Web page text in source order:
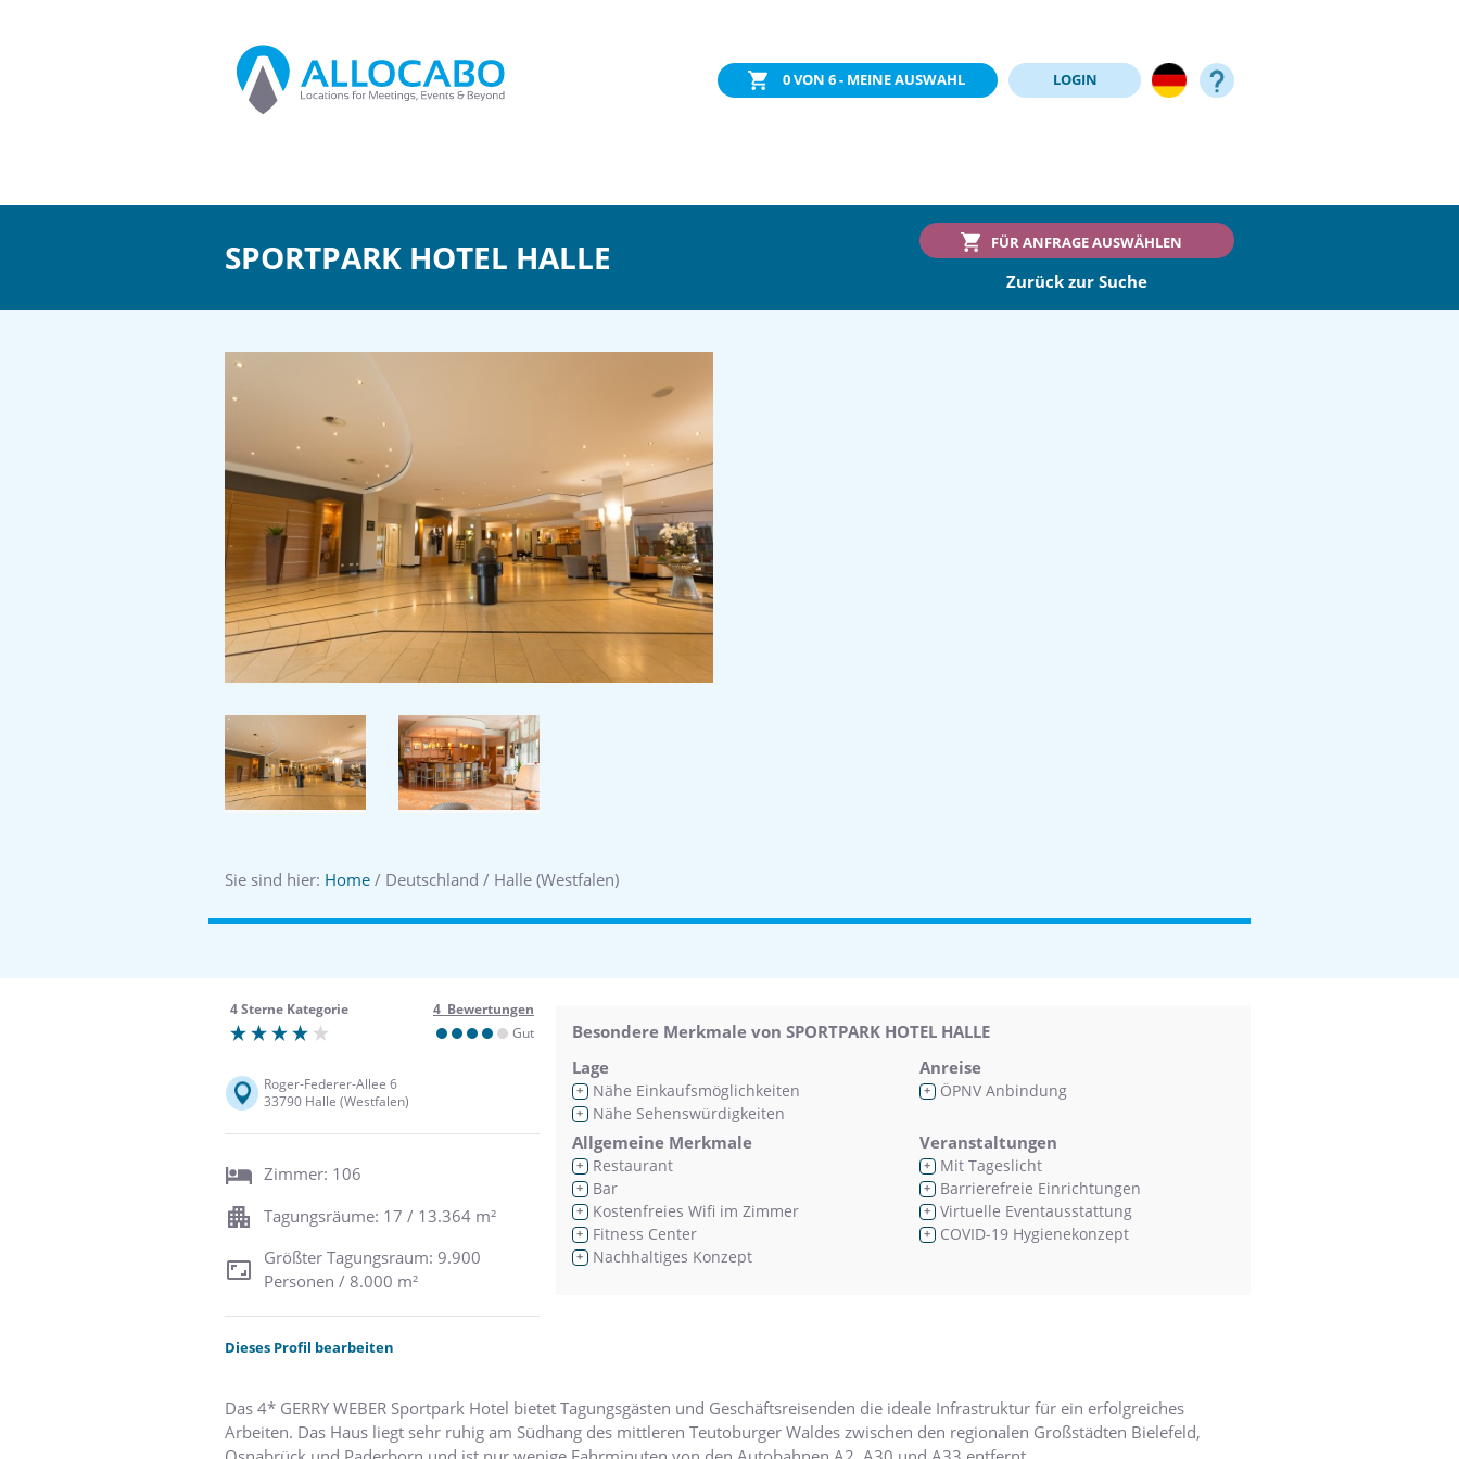
0VON 6 - MEINE AUSWAHL LOGIN
SPORTPARK HOTEL HALLE FÜR ANFRAGE AUSWÄHLEN
Zurück zur Suche
Sie sind hier: Home / Deutschland / Halle (Westfalen)
4 Sterne Kategorie
4 Bewertungen
Gut
Roger-Federer-Allee 6
33790 Halle (Westfalen)
Zimmer: 106
Tagungsräume: 17 / 13.364 m²
Größter Tagungsraum: 9.900
Personen / 8.000 m²
Dieses Profil bearbeiten
Besondere Merkmale von SPORTPARK HOTEL HALLE
Lage
+ Nähe Einkaufsmöglichkeiten
+ Nähe Sehenswürdigkeiten
Anreise
+ ÖPNV Anbindung
Allgemeine Merkmale
+ Restaurant
+ Bar
+ Kostenfreies Wifi im Zimmer
+ Fitness Center
+ Nachhaltiges Konzept
Veranstaltungen
+ Mit Tageslicht
+ Barrierefreie Einrichtungen
+ Virtuelle Eventausstattung
+ COVID-19 Hygienekonzept
Das 4* GERRY WEBER Sportpark Hotel bietet Tagungsgästen und Geschäftsreisenden die ideale Infrastruktur für ein erfolgreiches
Arbeiten. Das Haus liegt sehr ruhig am Südhang des mittleren Teutoburger Waldes zwischen den regionalen Großstädten Bielefeld,